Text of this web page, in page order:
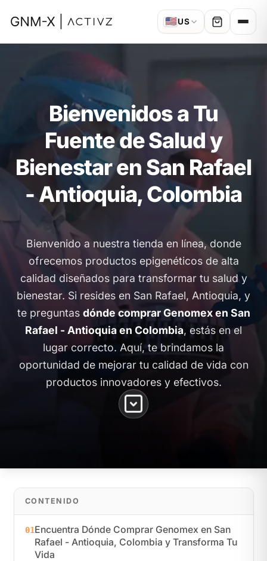
🇺🇸US
Bienvenidos a Tu
Fuente de Salud y
Bienestar en San Rafael
- Antioquia, Colombia
Bienvenido a nuestra tienda en línea, donde
ofrecemos productos epigenéticos de alta
calidad diseñados para transformar tu salud y
bienestar. Si resides en San Rafael, Antioquia, y
te preguntas dónde comprar Genomex en San
Rafael - Antioquia en Colombia, estás en el
lugar correcto. Aquí, te brindamos la
oportunidad de mejorar tu calidad de vida con
productos innovadores y efectivos.
CONTENIDO
01Encuentra Dónde Comprar Genomex en San
Rafael - Antioquia, Colombia y Transforma Tu
Vida